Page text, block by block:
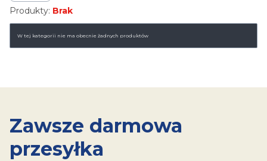
Produkty: Brak
Lista produktów
W tej kategorii nie ma obecnie żadnych produktów
Zawsze darmowa
przesyłka